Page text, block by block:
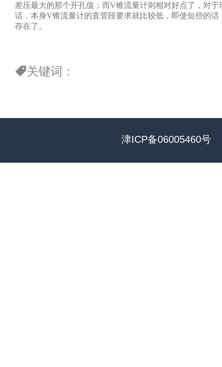
津ICP备06005460号
差压最大的那个开孔值；而V锥流量计则相对好点了，对
话，本身V锥流量计的直管段要求就比较低，即使短些的
存在了。
关键词：